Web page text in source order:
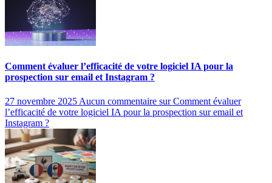
Comment évaluer l’efficacité de votre logiciel IA pour la
prospection sur email et Instagram ?
27 novembre 2025 Aucun commentaire sur Comment évaluer
l’efficacité de votre logiciel IA pour la prospection sur email et
Instagram ?